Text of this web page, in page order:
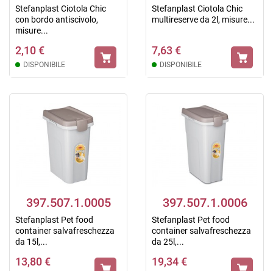
Stefanplast Ciotola Chic
con bordo antiscivolo,
misure...
2,10 €
DISPONIBILE
Stefanplast Ciotola Chic
multireserve da 2l, misure...
7,63 €
DISPONIBILE
397.507.1.0005
Stefanplast Pet food
container salvafreschezza
da 15l,...
13,80 €
397.507.1.0006
Stefanplast Pet food
container salvafreschezza
da 25l,...
19,34 €